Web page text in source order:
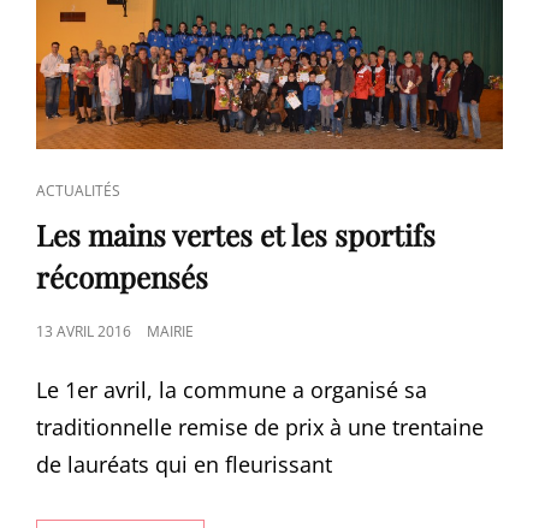
CAT
ACTUALITÉS
Les mains vertes et les sportifs
récompensés
POSTED
13 AVRIL 2016 MAIRIE
Le 1er avril, la commune a organisé sa
traditionnelle remise de prix à une trentaine
de lauréats qui en fleurissant